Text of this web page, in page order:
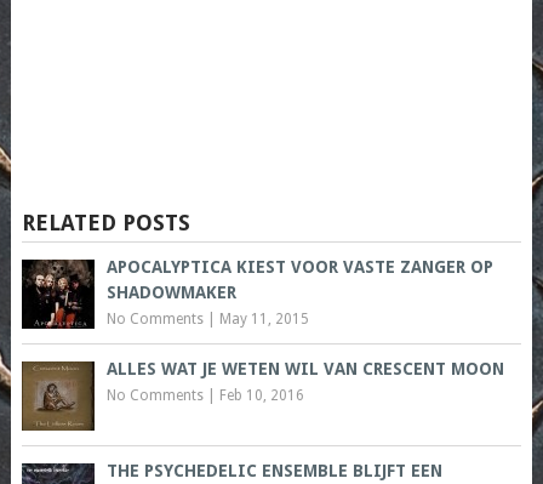
RELATED POSTS
APOCALYPTICA KIEST VOOR VASTE ZANGER OP
SHADOWMAKER
No Comments| May 11, 2015
ALLES WAT JE WETEN WIL VAN CRESCENT MOON
No Comments| Feb 10, 2016
THE PSYCHEDELIC ENSEMBLE BLIJFT EEN